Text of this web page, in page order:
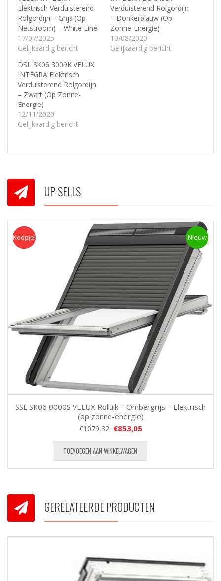
Elektrisch Verduisterend
Rolgordijn – Grijs (Op
Netstroom) – White Line
17/07/2025
Gelijkaardig bericht
Verduisterend Rolgordijn
– Donkerblauw (Op
Zonne-Energie)
10/08/2020
Gelijkaardig bericht
DSL SK06 3009K VELUX
INTEGRA Elektrisch
Verduisterend Rolgordijn
– Zwart (Op Zonne-
Energie)
12/11/2020
Gelijkaardig bericht
UP-SELLS
Koopje Nieuw
Koopje!
SSL SK06 0000S VELUX Rolluik – Ombergrijs – Elektrisch
(op zonne-energie)
€1079,32 €853,05
TOEVOEGEN AAN WINKELWAGEN
GERELATEERDE PRODUCTEN